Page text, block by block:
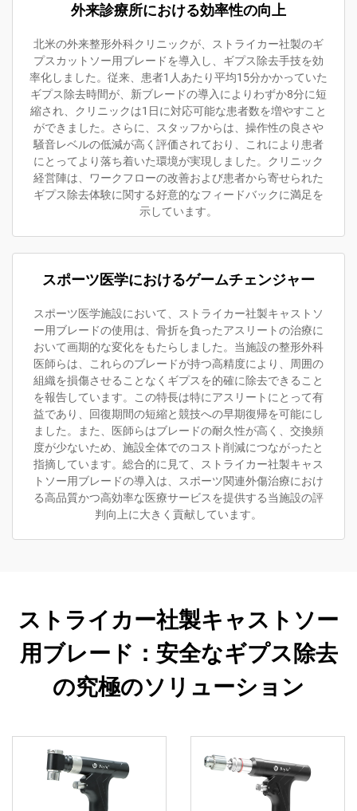
外来診療所における効率性の向上
北米の外来整形外科クリニックが、ストライカー社製のギ
プスカットソー用ブレードを導入し、ギプス除去手技を効
率化しました。従来、患者1人あたり平均15分かかっていた
ギプス除去時間が、新ブレードの導入によりわずか8分に短
縮され、クリニックは1日に対応可能な患者数を増やすこと
ができました。さらに、スタッフからは、操作性の良さや
騒音レベルの低減が高く評価されており、これにより患者
にとってより落ち着いた環境が実現しました。クリニック
経営陣は、ワークフローの改善および患者から寄せられた
ギプス除去体験に関する好意的なフィードバックに満足を
示しています。
スポーツ医学におけるゲームチェンジャー
スポーツ医学施設において、ストライカー社製キャストソ
ー用ブレードの使用は、骨折を負ったアスリートの治療に
おいて画期的な変化をもたらしました。当施設の整形外科
医師らは、これらのブレードが持つ高精度により、周囲の
組織を損傷させることなくギプスを的確に除去できること
を報告しています。この特長は特にアスリートにとって有
益であり、回復期間の短縮と競技への早期復帰を可能にし
ました。また、医師らはブレードの耐久性が高く、交換頻
度が少ないため、施設全体でのコスト削減につながったと
指摘しています。総合的に見て、ストライカー社製キャス
トソー用ブレードの導入は、スポーツ関連外傷治療におけ
る高品質かつ高効率な医療サービスを提供する当施設の評
判向上に大きく貢献しています。
ストライカー社製キャストソー
用ブレード：安全なギプス除去
の究極のソリューション